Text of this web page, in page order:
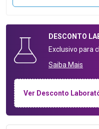
DESCONTO
Exclusivo para
Saiba Mais
Ver Desconto